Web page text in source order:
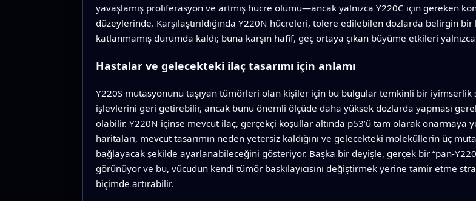
yavaşlamış proliferasyon ve artmış hücre ölümü—ancak yalnızca Y220C için gereken
düzeylerinde. Karşılaştırıldığında Y220N hücreleri, tolere edilebilen dozlarda belirgin
katlanmamış durumda kaldı; buna karşın hafif, geç ortaya çıkan büyüme etkileri
Hastalar ve gelecekteki ilaç tasarımı için anlamı
Y220S mutasyonunu taşıyan tümörleri olan kişiler için bu bulgular temkinli bir
işlevlerini geri getirebilir, ancak bunu önemli ölçüde daha yüksek dozlarda yapması
olabilir. Y220N içinse mevcut ilaç, gerçekçi koşullar altında p53’ü tam olarak onarmaya
haritaları, mevcut tasarımın neden yetersiz kaldığını ve gelecekteki moleküllerin üç
bağlayacak şekilde ayarlanabileceğini gösteriyor. Başka bir deyişle, gerçek bir “pan-
görünüyor ve bu, vücudun kendi tümör baskılayıcısını değiştirmek yerine tamir etme
biçimde artırabilir.